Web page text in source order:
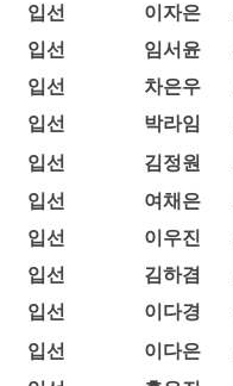
입선
이자은
입선
임서윤
입선
차은우
입선
박라임
입선
김정원
입선
여채은
입선
이우진
입선
김하겸
입선
이다경
입선
이다은